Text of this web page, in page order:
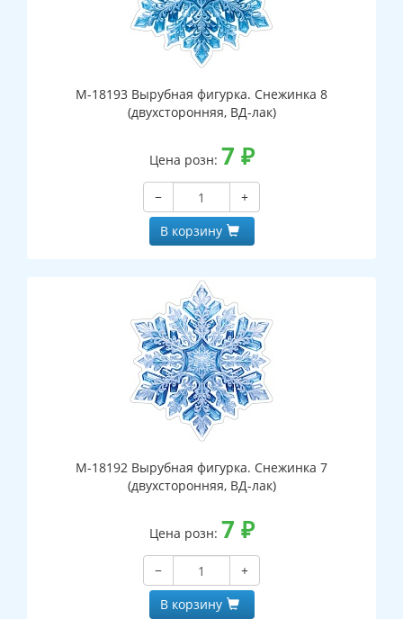
М-18193 Вырубная фигурка. Снежинка 8
(двухсторонняя, ВД-лак)
Цена розн: 7 ₽
−
+
В корзину
М-18192 Вырубная фигурка. Снежинка 7
(двухсторонняя, ВД-лак)
Цена розн: 7 ₽
−
+
В корзину